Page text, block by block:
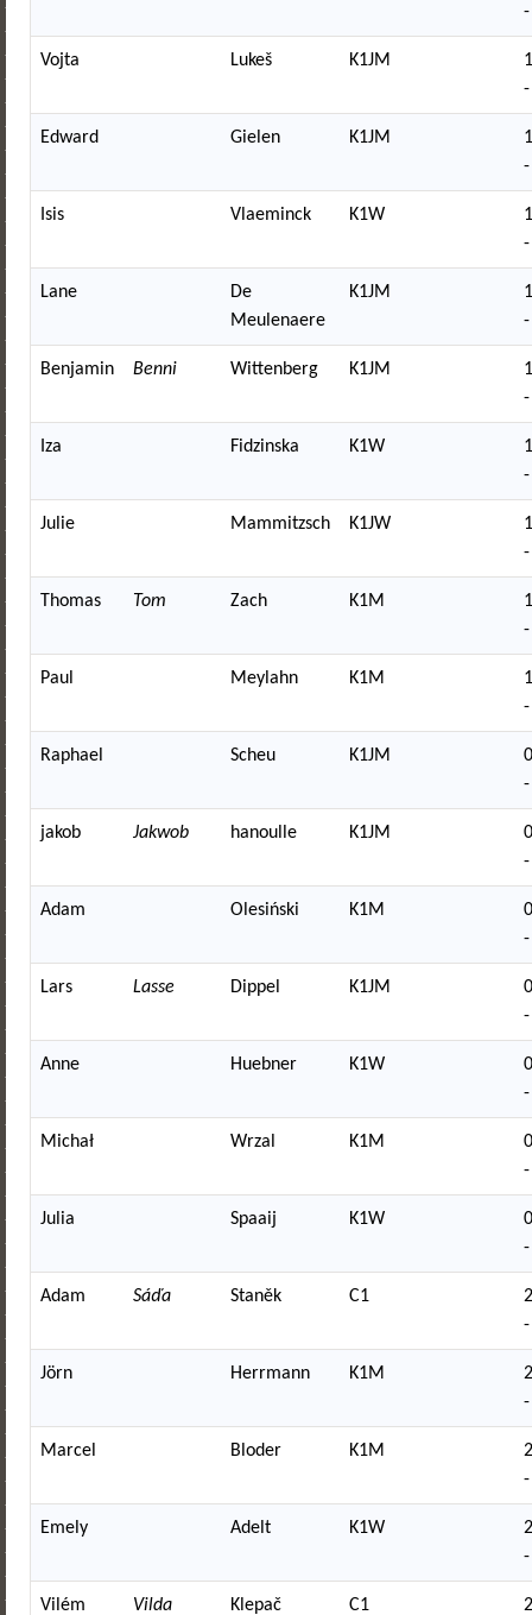
Vojta Lukeš K1JM
Edward Gielen K1JM
Isis Vlaeminck K1W
Lane
De
Meulenaere
K1JM
Benjamin Benni Wittenberg K1JM
Iza Fidzinska K1W
Julie Mammitzsch K1JW
Thomas Tom Zach K1M
Paul Meylahn K1M
Raphael Scheu K1JM
jakob Jakwob hanoulle K1JM
Adam Olesiński K1M
Lars Lasse Dippel K1JM
Anne Huebner K1W
Michał Wrzal K1M
Julia Spaaij K1W
Adam Sáďa Staněk C1
Jörn Herrmann K1M
Marcel Bloder K1M
Emely Adelt K1W
Vilém Vilda Klepač C1